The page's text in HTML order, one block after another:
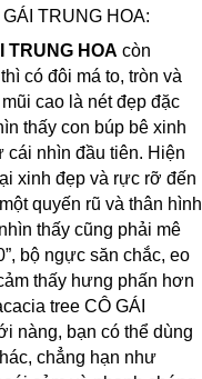
TRUNG HOA:
TRUNG HOA còn
có đôi má to, tròn và
cao là nét đẹp đặc
thấy con búp bê xinh
cái nhìn đầu tiên. Hiện
xinh đẹp và rực rỡ đến
quyến rũ và thân hình
thấy cũng phải mê
bộ ngực săn chắc, eo
thấy hưng phấn hơn
tree CÔ GÁI
nàng, bạn có thể dùng
chẳng hạn như